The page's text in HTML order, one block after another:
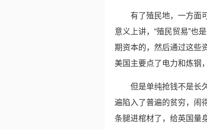
有了殖民地，一方面
意义上讲，“殖民贸易”也
期资本的，然后通过这些
美国主要点了电力和炼钢
但是单纯抢钱不是长
遍陷入了普遍的贫穷，闹
条腿进棺材了，给英国量